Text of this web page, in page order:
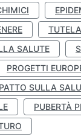
SALUTE
PROGETTI
SULLA
PUBERTÀ